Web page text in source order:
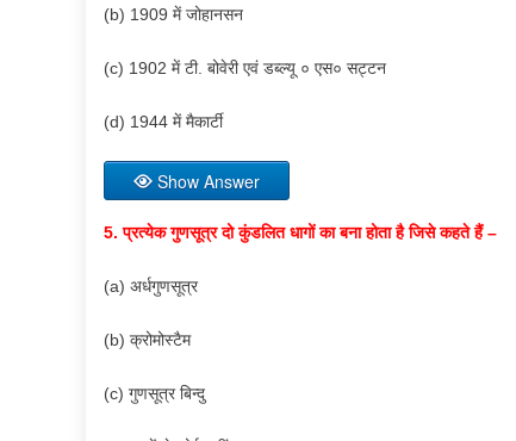
(b) 1909 में जोहानसन
(c) 1902 में टी. बोवेरी एवं डब्ल्यू ० एस० सट्टन
(d) 1944 में मैकार्टी
Show Answer
5. प्रत्येक गुणसूत्र दो कुंडलित धागों का बना होता है जिसे कहते हैं –
(a) अर्धगुणसूत्र
(b) क्रोमोस्टैम
(c) गुणसूत्र बिन्दु